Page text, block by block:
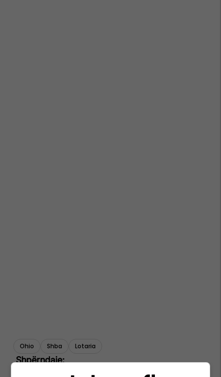
Ohio Shba Lotaria